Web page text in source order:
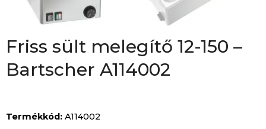
Friss sült melegítő 12-150 –
Bartscher A114002
Termékkód: A114002